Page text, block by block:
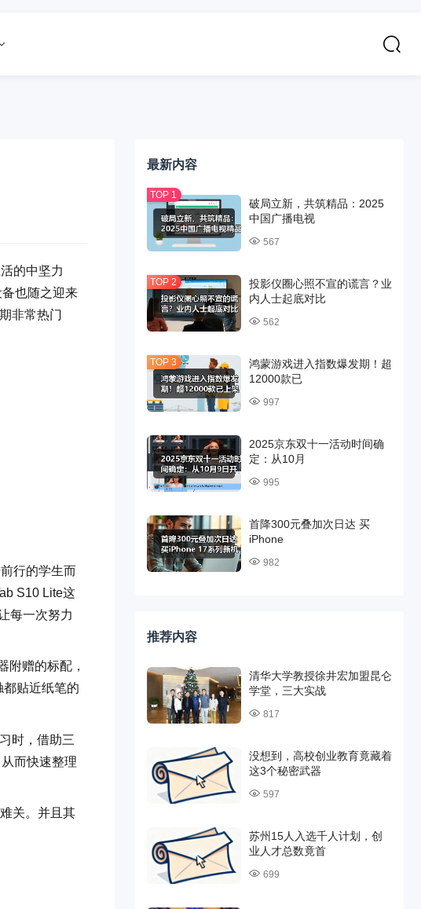
的中坚力
也随之迎来
非常热门
行的学生而
S10 Lite这
每一次努力
附赠的标配，
贴近纸笔的
时，借助三
而快速整理
关。并且其
最新内容
破局立新，共筑精品：2025
中国广播电视
567
投影仪圈心照不宣的谎言？业
内人士起底对比
562
鸿蒙游戏进入指数爆发期！超
12000款已
997
2025京东双十一活动时间确
定：从10月
995
首降300元叠加次日达 买
iPhone
982
推荐内容
清华大学教授徐井宏加盟昆仑
学堂，三大实战
817
没想到，高校创业教育竟藏着
这3个秘密武器
597
苏州15人入选千人计划，创
业人才总数竟首
699